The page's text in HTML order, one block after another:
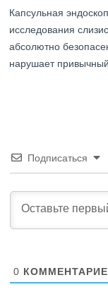
Капсульная
исследования
абсолютно
нарушает
Подписаться
0